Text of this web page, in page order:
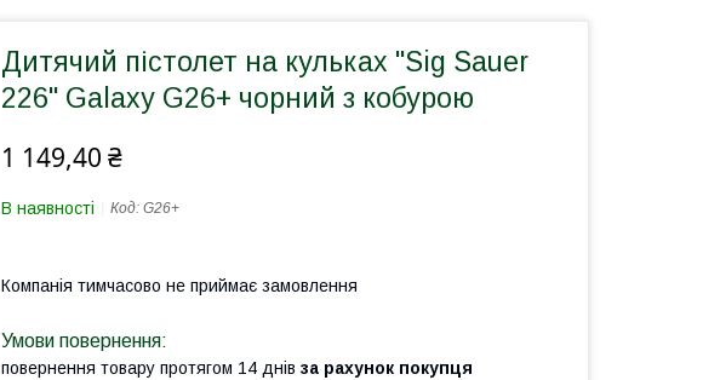
Дитячий пістолет на кульках "Sig Sauer
226" Galaxy G26+ чорний з кобурою
1 149,40 ₴
В наявності Код: G26+
Компанія тимчасово не приймає замовлення
повернення товару протягом 14 днів за рахунок покупця